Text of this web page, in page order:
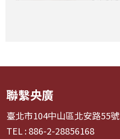
聯繫央廣
臺北市104中山區北安路55號
TEL : 886-2-28856168